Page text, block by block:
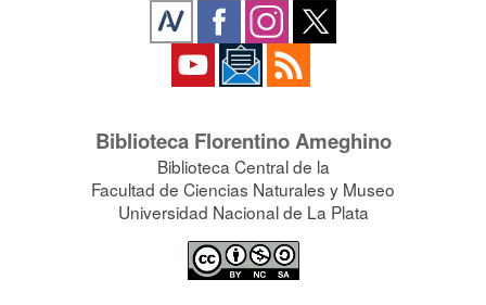
Biblioteca Florentino Ameghino
Biblioteca Central de la
Facultad de Ciencias Naturales y Museo
Universidad Nacional de La Plata